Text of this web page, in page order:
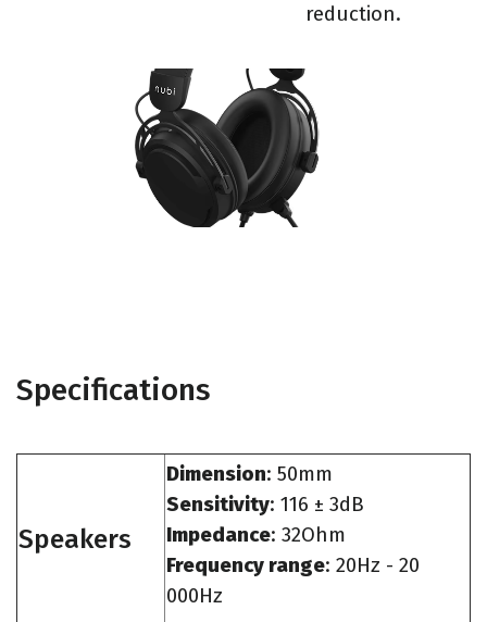
reduction.
Specifications
Speakers
Dimension: 50mm
Sensitivity: 116 ± 3dB
Impedance: 32Ohm
Frequency range: 20Hz - 20
000Hz